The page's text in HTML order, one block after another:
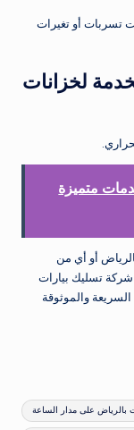
إذا لاحظت تسربات أو تغيرات
لخزانات
متميزة
أو أي من
شركة تسليك بيارات
والموثوقة
بالرياض على مدار الساعة